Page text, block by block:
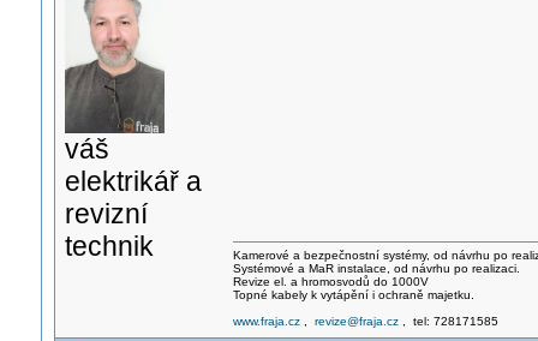
váš
elektrikář a
revizní
technik
Kamerové a bezpečnostní systémy, od návrhu po
Systémové a MaR instalace, od návrhu po realizaci.
Revize el. a hromosvodů do 1000V
Topné kabely k vytápění i ochraně majetku.
www.fraja.cz, revize@fraja.cz, tel: 728171585